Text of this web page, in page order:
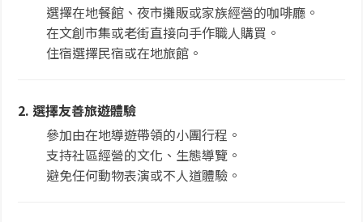
選擇在地餐館、夜市攤販或家族經營的咖啡廳。
在文創市集或老街直接向手作職人購買。
住宿選擇民宿或在地旅館。
2. 選擇友善旅遊體驗
參加由在地導遊帶領的小團行程。
支持社區經營的文化、生態導覽。
避免任何動物表演或不人道體驗。